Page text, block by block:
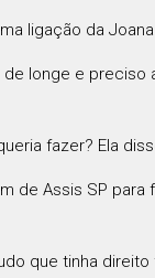
ligação da
longe e
fazer? Ela
de Assis SP
que tinha